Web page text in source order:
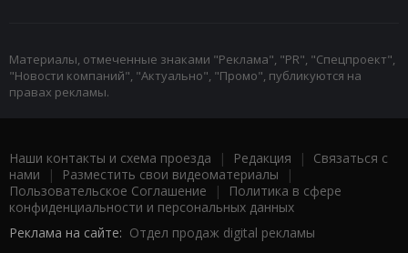
Материалы, отмеченные знаками "Реклама", "PR", "Спецпроект",
"Новости компаний", "Актуально", "Промо", публикуются на
правах рекламы.
Наши контакты и схема проезда | Редакция | Связаться с
нами | Разместить свои видеоматериалы |
Пользовательское Соглашение |
Политика в сфере
конфиденциальности и персональных данных
Реклама на сайте: Отдел продаж digital рекламы